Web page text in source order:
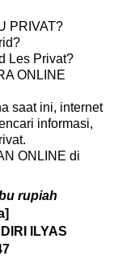
PRIVAT?
Les Privat?
ONLINE
saat ini, internet
informasi,
ONLINE di
rupiah
ILYAS